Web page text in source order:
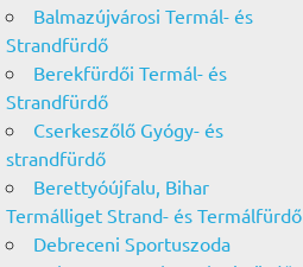
Balmazújvárosi Termál- és
Strandfürdő
Berekfürdői Termál- és
Strandfürdő
Cserkeszőlő Gyógy- és
strandfürdő
Berettyóújfalu, Bihar
Termálliget Strand- és Termálfürdő
Debreceni Sportuszoda